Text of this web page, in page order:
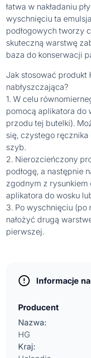
łatwa w nakładaniu
wyschnięciu ta
podłogowych tworzy
skuteczną warstwę
baza do konserwacji
Jak stosować produkt
nabłyszczająca?
1. W celu
pomocą aplikatora do
przodu tej butelki).
się, czystego
szyb.
2. Nierozcieńczony
podłogę, a następnie
zgodnym z rysunkiem
aplikatora do wosku
3. Po wyschnięciu (po
nałożyć drugą
pierwszej.
Informacje
Producent
Nazwa:
HG
Kraj: